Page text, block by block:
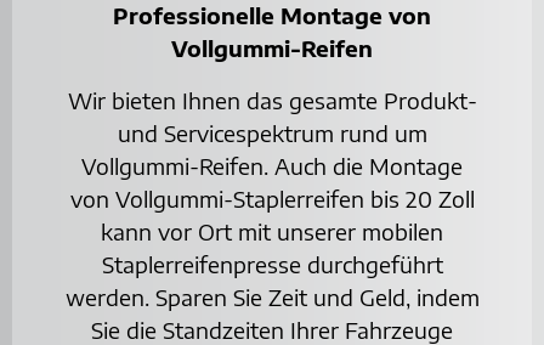
Professionelle Montage von
Vollgummi-Reifen
Wir bieten Ihnen das gesamte Produkt-
und Servicespektrum rund um
Vollgummi-Reifen. Auch die Montage
von Vollgummi-Staplerreifen bis 20 Zoll
kann vor Ort mit unserer mobilen
Staplerreifenpresse durchgeführt
werden. Sparen Sie Zeit und Geld, indem
Sie die Standzeiten Ihrer Fahrzeuge